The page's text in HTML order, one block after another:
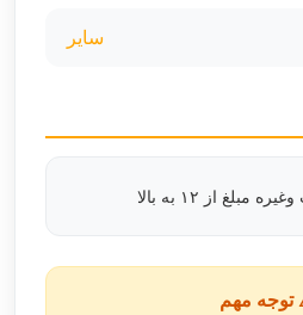
سایر
از ۱۲ به بالا
مهم